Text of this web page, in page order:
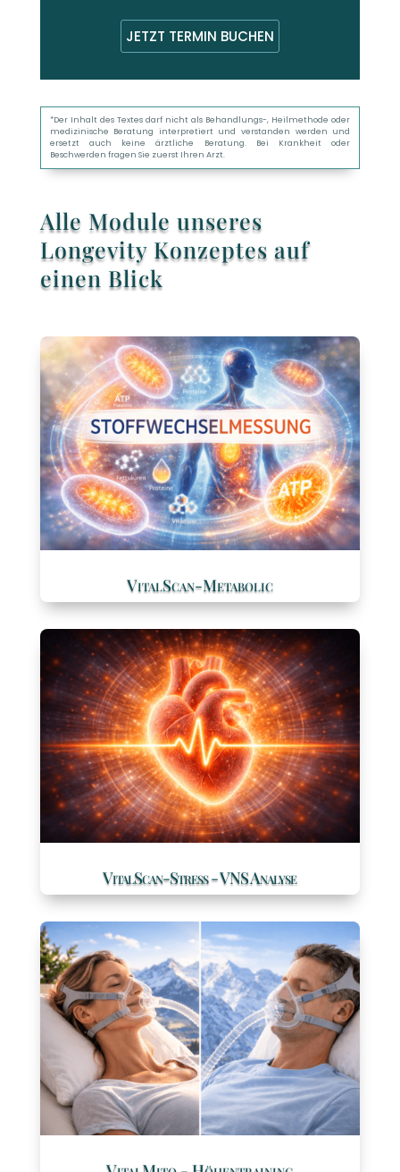
JETZT TERMIN BUCHEN
*Der Inhalt des Textes darf nicht als Behandlungs-, Heilmethode oder
medizinische Beratung interpretiert und verstanden werden und
ersetzt auch keine ärztliche Beratung. Bei Krankheit oder
Beschwerden fragen Sie zuerst Ihren Arzt.
Alle Module unseres
Longevity Konzeptes auf
einen Blick
VitalScan-Metabolic
VitalScan-Stress - VNS Analyse